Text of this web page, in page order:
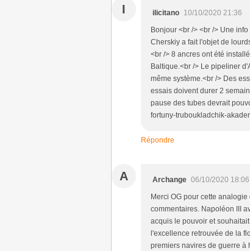
I ilicitano 10/10/2020 21:36
Bonjour <br /> <br /> Une
Cherskiy a fait l'objet de
<br /> 8 ancres ont été
Baltique.<br /> Le pipeliner
même système.<br /> Des
essais doivent durer 2
pause des tubes devrait
fortuny-truboukladchik-
Répondre
A Archange 06/10/2020 18:06
Merci OG pour cette
commentaires. Napoléon III
acquis le pouvoir et
l'excellence retrouvée de la
premiers navires de guerre à